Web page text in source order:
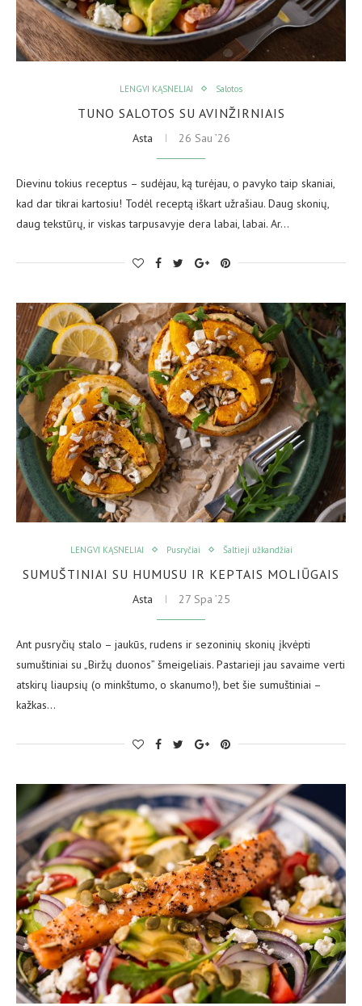
LENGVI KĄSNELIAI Salotos
TUNO SALOTOS SU AVINŽIRNIAIS
Asta 26 Sau ’26
Dievinu tokius receptus – sudėjau, ką turėjau, o pavyko taip skaniai,
kad dar tikrai kartosiu! Todėl receptą iškart užrašiau. Daug skonių,
daug tekstūrų, ir viskas tarpusavyje dera labai, labai. Ar…
LENGVI KĄSNELIAI Pusryčiai Šaltieji užkandžiai
SUMUŠTINIAI SU HUMUSU IR KEPTAIS MOLIŪGAIS
Asta 27 Spa ’25
Ant pusryčių stalo – jaukūs, rudens ir sezoninių skonių įkvėpti
sumuštiniai su „Biržų duonos” šmeigeliais. Pastarieji jau savaime verti
atskirų liaupsių (o minkštumo, o skanumo!), bet šie sumuštiniai –
kažkas…